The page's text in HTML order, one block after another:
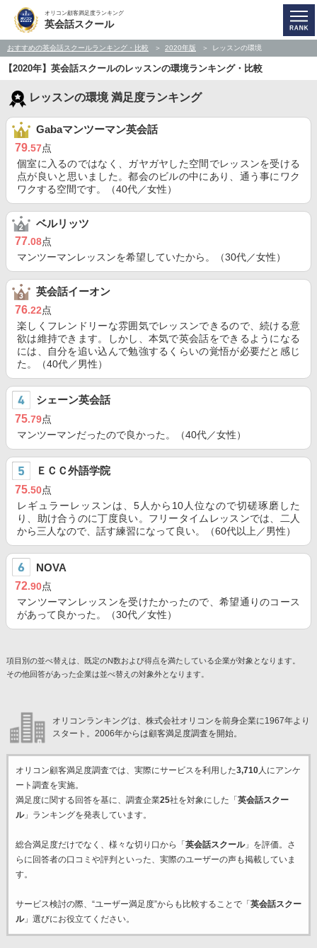
オリコン顧客満足度ランキング
英会話スクール
おすすめの英会話スクールランキング・比較 2020年版 レッスンの環境
【2020年】英会話スクールのレッスンの環境ランキング・比較
レッスンの環境 満足度ランキング
Gabaマンツーマン英会話
79.57点
個室に入るのではなく、ガヤガヤした空間でレッスンを受ける
点が良いと思いました。都会のビルの中にあり、通う事にワク
ワクする空間です。（40代／女性）
ベルリッツ
77.08点
マンツーマンレッスンを希望していたから。（30代／女性）
英会話イーオン
76.22点
楽しくフレンドリーな雰囲気でレッスンできるので、続ける意
欲は維持できます。しかし、本気で英会話をできるようになる
には、自分を追い込んで勉強するくらいの覚悟が必要だと感じ
た。（40代／男性）
シェーン英会話
75.79点
マンツーマンだったので良かった。（40代／女性）
ＥＣＣ外語学院
75.50点
レギュラーレッスンは、5人から10人位なので切磋琢磨した
り、助け合うのに丁度良い。フリータイムレッスンでは、二人
から三人なので、話す練習になって良い。（60代以上／男性）
NOVA
72.90点
マンツーマンレッスンを受けたかったので、希望通りのコース
があって良かった。（30代／女性）
項目別の並べ替えは、既定のN数および得点を満たしている企業が対象となります。
その他回答があった企業は並べ替えの対象外となります。
オリコンランキングは、株式会社オリコンを前身企業に1967年より
スタート。2006年からは顧客満足度調査を開始。
オリコン顧客満足度調査では、実際にサービスを利用した3,710人にアンケ
ート調査を実施。
満足度に関する回答を基に、調査企業25社を対象にした「 英会話スクー
ル」ランキングを発表しています。
総合満足度だけでなく、様々な切り口から「 英会話スクール」を評価。さ
らに回答者の口コミや評判といった、実際のユーザーの声も掲載していま
す。
サービス検討の際、“ユーザー満足度”からも比較することで「 英会話スクー
ル」選びにお役立てください。